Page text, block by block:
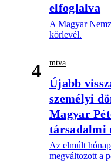
elfoglalva
A Magyar
körlevél.
4 mtva
Újabb
személyi
Magyar
társadalmi
Az elmúlt
megváltozott a